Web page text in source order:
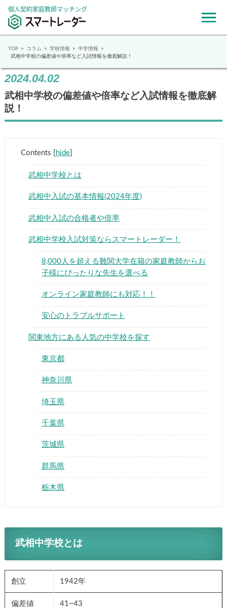
個人契約家庭教師マッチング
▶
TOP コラム 学校情報
中学情報
武相中学校の偏差値や倍率など入試情報を徹底解説！
2024.04.02
武相中学校の偏差値や倍率など入試情報を徹底解
説！
Contents hide]
武相中学校とは
武相中入試の基本情報(2024年度)
武相中入試の合格者や倍率
武相中学校入試対策ならスマートレーダー！
8,000人を超える難関大学在籍の家庭教師からお
子様にぴったりな先生を選べる
オンライン家庭教師にも対応！！
安心のトラブルサポート
関東地方にある人気の中学校を探す
東京都
神奈川県
埼玉県
千葉県
茨城県
群馬県
栃木県
武相中学校とは
創立 1942年
偏差値 41~43